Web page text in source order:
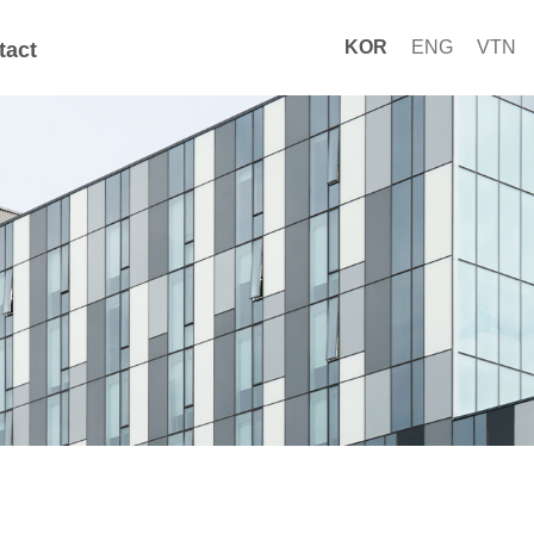
KOR ENG VTN